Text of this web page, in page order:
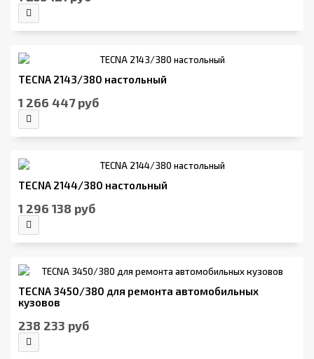
TECNA 2143/380 настольный
1 266 447 руб
TECNA 2144/380 настольный
1 296 138 руб
TECNA 3450/380 для ремонта автомобильных
кузовов
238 233 руб